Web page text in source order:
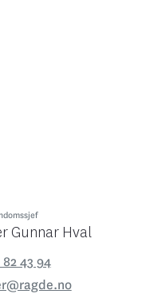
Gunnar Hval
82 43 94